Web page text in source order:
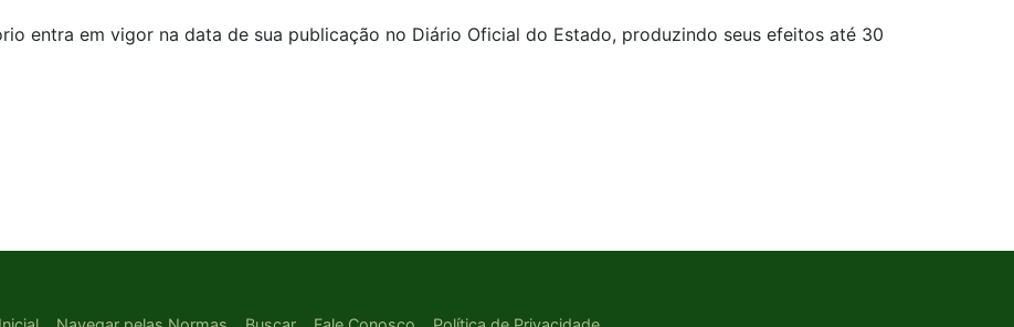
entra em vigor na data de sua publicação no Diário Oficial do Estado, produzindo seus efeitos até 30